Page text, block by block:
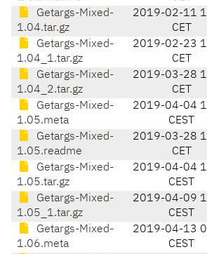
Getargs-Mixed-
1.04.tar.gz
2019-02-11
CET
Getargs-Mixed-
1.04_1.tar.gz
2019-02-23
CET
Getargs-Mixed-
1.04_2.tar.gz
2019-03-28
CET
Getargs-Mixed-
1.05.meta
2019-04-04
CEST
Getargs-Mixed-
1.05.readme
2019-03-28
CET
Getargs-Mixed-
1.05.tar.gz
2019-04-04
CEST
Getargs-Mixed-
1.05_1.tar.gz
2019-04-09
CEST
Getargs-Mixed-
1.06.meta
2019-04-13
CEST